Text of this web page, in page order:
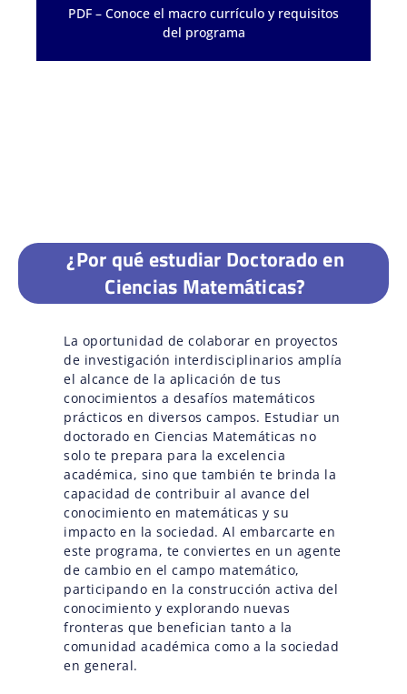
PDF – Conoce el macro currículo y requisitos
del programa
¿Por qué estudiar Doctorado en
Ciencias Matemáticas?
La oportunidad de colaborar en proyectos
de investigación interdisciplinarios amplía
el alcance de la aplicación de tus
conocimientos a desafíos matemáticos
prácticos en diversos campos. Estudiar un
doctorado en Ciencias Matemáticas no
solo te prepara para la excelencia
académica, sino que también te brinda la
capacidad de contribuir al avance del
conocimiento en matemáticas y su
impacto en la sociedad. Al embarcarte en
este programa, te conviertes en un agente
de cambio en el campo matemático,
participando en la construcción activa del
conocimiento y explorando nuevas
fronteras que benefician tanto a la
comunidad académica como a la sociedad
en general.